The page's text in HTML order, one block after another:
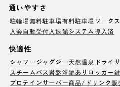
通いやすさ
駐輪場無料駐車場有料駐車場ワーク
入会自動受付 入退館システム導入済
快適性
シャワージャグジー天然温泉 ドライ
スチームバス岩盤浴鍵ありロッカー
プロテインサーバー商品/ドリンク販